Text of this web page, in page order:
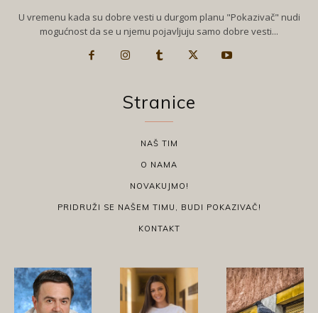
U vremenu kada su dobre vesti u durgom planu "Pokazivač" nudi
mogućnost da se u njemu pojavljuju samo dobre vesti...
Stranice
NAŠ TIM
O NAMA
NOVAKUJMO!
PRIDRUŽI SE NAŠEM TIMU, BUDI POKAZIVAČ!
KONTAKT